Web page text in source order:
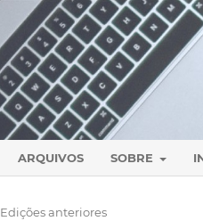
ARQUIVOS SOBRE
Edições anteriores